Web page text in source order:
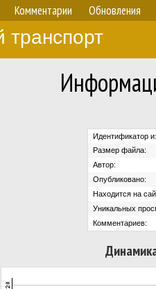
Комментарии Обновления
транспорт
Идентификатор
Размер файла:
Автор:
Опубликовано:
Находится на
Уникальных
Комментариев: